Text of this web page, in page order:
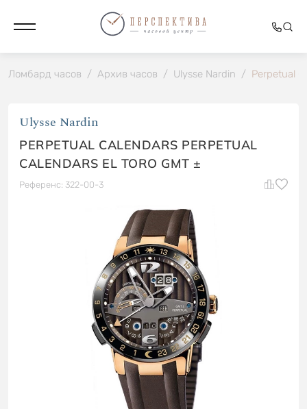
Ломбард часов / Архив часов / Ulysse Nardin / Perpetual
Ulysse Nardin
PERPETUAL CALENDARS PERPETUAL
CALENDARS EL TORO GMT ±
Референс: 322-00-3